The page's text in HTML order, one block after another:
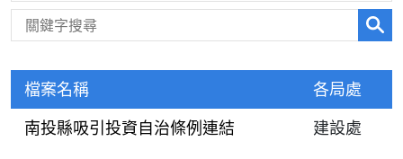
檔案名稱
各局處
南投縣吸引投資自治條例連結
建設處